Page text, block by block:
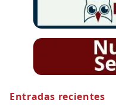
Entradas recientes